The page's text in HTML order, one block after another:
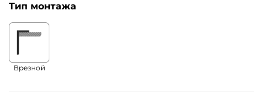
Тип монтажа
Врезной